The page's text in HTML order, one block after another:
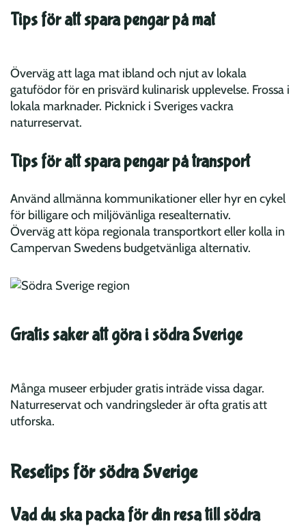
Tips för att spara pengar på mat
Överväg att laga mat ibland och njut av lokala
gatufödor för en prisvärd kulinarisk upplevelse. Frossa i
lokala marknader. Picknick i Sveriges vackra
naturreservat.
Tips för att spara pengar på transport
Använd allmänna kommunikationer eller hyr en cykel
för billigare och miljövänliga resealternativ.
Överväg att köpa regionala transportkort eller kolla in
Campervan Swedens budgetvänliga alternativ.
Gratis saker att göra i södra Sverige
Många museer erbjuder gratis inträde vissa dagar.
Naturreservat och vandringsleder är ofta gratis att
utforska.
Resetips för södra Sverige
Vad du ska packa för din resa till södra